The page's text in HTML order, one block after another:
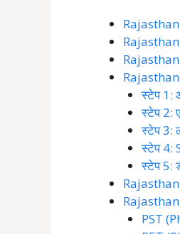
Rajasthan
Rajasthan
स्टेप 1:
स्टेप 2:
स्टेप 3:
स्टेप 4:
स्टेप 5:
Rajasthan
PST